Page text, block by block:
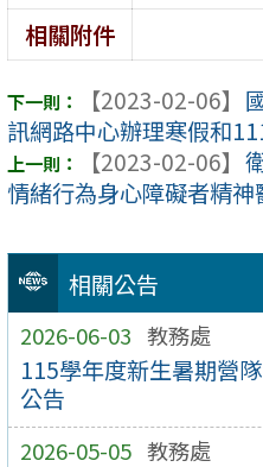
相關公告
2026-06-03 教務處
115學年度新生暑期營
公告
2026-05-05 教務處
相關附件
【2023-02-06】
訊網路中心辦理寒假和
【2023-02-06】
情緒行為身心障礙者精